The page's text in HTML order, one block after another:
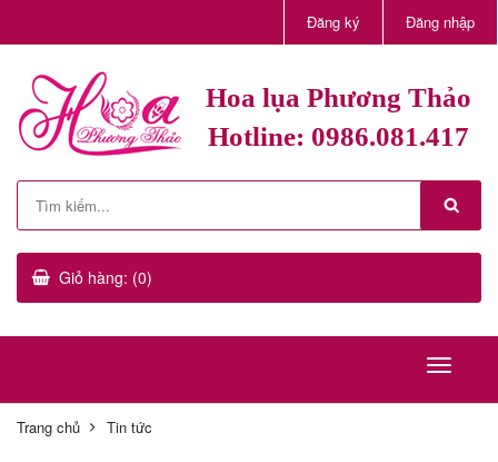
Đăng ký Đăng nhập
Hoa lụa Phương Thảo
Hotline: 0986.081.417
Giỏ hàng: (0)
Trang chủ Tin tức